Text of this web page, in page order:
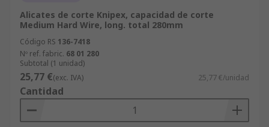
Alicates de corte Knipex, capacidad de corte
Medium Hard Wire, long. total 280mm
Código RS 136-7418
Nº ref. fabric. 68 01 280
Subtotal (1 unidad)
25,77 €(exc. IVA) 25,77 €/unidad
Cantidad